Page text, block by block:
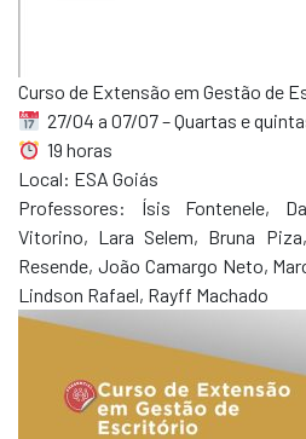
Curso de Extensão em Gestão de
27/04 a 07/07 – Quartas e
19 horas
Local: ESA Goiás
Professores: Ísis Fontenele,
Vitorino, Lara Selem, Bruna
Resende, João Camargo Neto,
Lindson Rafael, Rayff Machado